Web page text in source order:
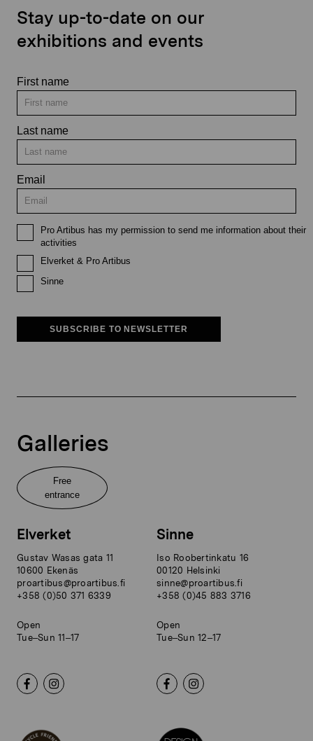
Stay up-to-date on our
exhibitions and events
First name
Last name
Email
Pro Artibus has my permission to send me information about their
activities
Elverket & Pro Artibus
Sinne
SUBSCRIBE TO NEWSLETTER
Galleries
Free
entrance
Elverket
Gustav Wasas gata 11
10600 Ekenäs
proartibus@proartibus.fi
+358 (0)50 371 6339
Open
Tue–Sun 11–17
Sinne
Iso Roobertinkatu 16
00120 Helsinki
sinne@proartibus.fi
+358 (0)45 883 3716
Open
Tue–Sun 12–17